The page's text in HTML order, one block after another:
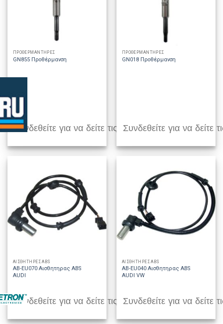
ΠΡΟΘΕΡΜΑΝΤΗΡΕΣ
GN855 Προθέρμανση
Συνδεθείτε για να δείτε τις τιμές
ΠΡΟΘΕΡΜΑΝΤΗΡΕΣ
GN018 Προθέρμανση
Συνδεθείτε για να δείτε
ΑΙΣΘΗΤΗΡΕΣ ABS
AB-EU070 Αισθητηρας ABS
AUDI
Συνδεθείτε για να δείτε τις τιμές
ΑΙΣΘΗΤΗΡΕΣ ABS
AB-EU040 Αισθητηρας ABS
AUDI VW
Συνδεθείτε για να δείτε